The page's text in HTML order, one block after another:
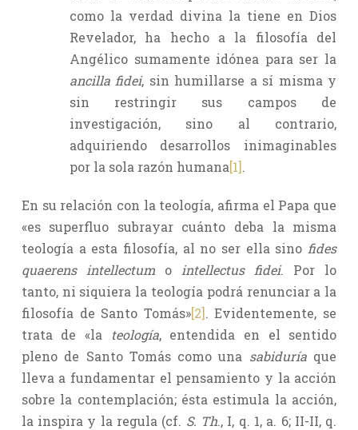
como la verdad divina la tiene en Dios
Revelador, ha hecho a la filosofía del
Angélico sumamente idónea para ser la
ancilla fidei, sin humillarse a sí misma y
sin restringir sus campos de
investigación, sino al contrario,
adquiriendo desarrollos inimaginables
por la sola razón humana[1].
En su relación con la teología, afirma el Papa que
«es superfluo subrayar cuánto deba la misma
teología a esta filosofía, al no ser ella sino fides
quaerens intellectumo intellectus fidei. Por lo
tanto, ni siquiera la teología podrá renunciar a la
filosofía de Santo Tomás»[2]. Evidentemente, se
trata de «la
teología, entendida en el sentido
pleno de Santo Tomás como una sabiduríaque
lleva a fundamentar el pensamiento y la acción
sobre la contemplación; ésta estimula la acción,
la inspira y la regula (cf. S. Th., I, q. 1, a. 6; II-II, q.